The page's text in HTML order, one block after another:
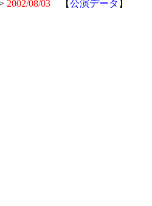
2002/08/03【公演データ 】